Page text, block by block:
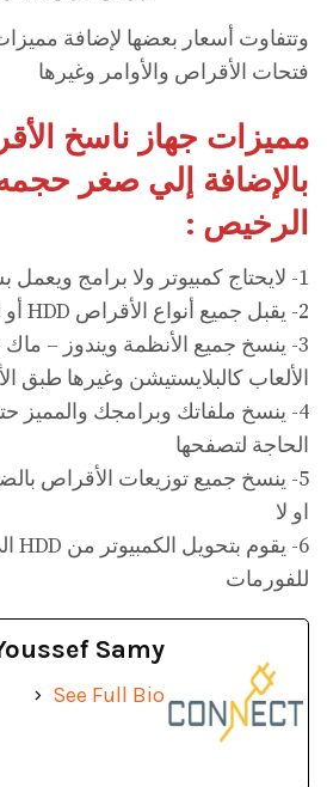
وتتفاوت أسعار بعضها لإضافة
فتحات الأقراص والأوامر وغيرها
مميزات جهاز ناسخ
بالإضافة إلي صغر
الرخيص :
1- لايحتاج كمبيوتر ولا برامج ويعمل بسرعة عالية
2- يقبل جميع أنواع الأقراص HDD أو SSD وبجميع الأحجام
3- ينسخ جميع الأنظمة ويندوز –
الألعاب كالبلايستيشن وغيرها طبق
‏4- ينسخ ملفاتك وبرامجك والمميز
الحاجة لتصفحها
5- ينسخ جميع توزيعات الأقراص
او لا
للفورمات
Samy
See Full Bio